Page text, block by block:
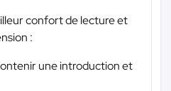
confort de lecture et
:
une introduction et